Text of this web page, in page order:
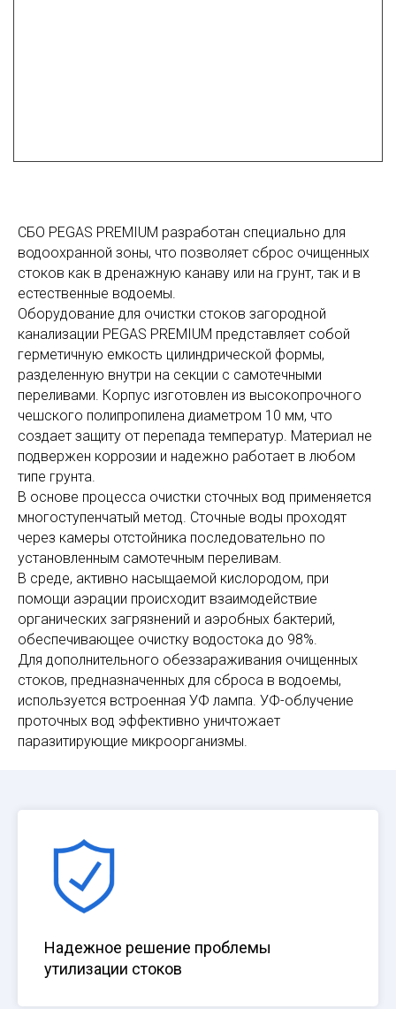
СБО PEGAS PREMIUM разработан специально для
водоохранной зоны, что позволяет сброс очищенных
стоков как в дренажную канаву или на грунт, так и в
естественные водоемы.
Оборудование для очистки стоков загородной
канализации PEGAS PREMIUM представляет собой
герметичную емкость цилиндрической формы,
разделенную внутри на секции с самотечными
переливами. Корпус изготовлен из высокопрочного
чешского полипропилена диаметром 10 мм, что
создает защиту от перепада температур. Материал не
подвержен коррозии и надежно работает в любом
типе грунта.
В основе процесса очистки сточных вод применяется
многоступенчатый метод. Сточные воды проходят
через камеры отстойника последовательно по
установленным самотечным переливам.
В среде, активно насыщаемой кислородом, при
помощи аэрации происходит взаимодействие
органических загрязнений и аэробных бактерий,
обеспечивающее очистку водостока до 98%.
Для дополнительного обеззараживания очищенных
стоков, предназначенных для сброса в водоемы,
используется встроенная УФ лампа. УФ-облучение
проточных вод эффективно уничтожает
паразитирующие микроорганизмы.
Надежное решение проблемы
утилизации стоков